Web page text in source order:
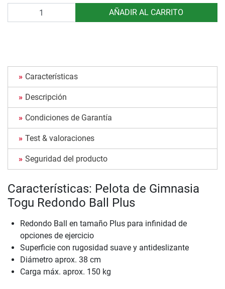
AÑADIR AL CARRITO
Características
Descripción
Condiciones de Garantía
Test & valoraciones
Seguridad del producto
Características: Pelota de Gimnasia
Togu Redondo Ball Plus
Redondo Ball en tamaño Plus para infinidad de
opciones de ejercicio
Superficie con rugosidad suave y antideslizante
Diámetro aprox. 38 cm
Carga máx. aprox. 150 kg